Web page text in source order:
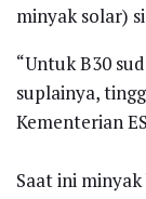
minyak solar)
“Untuk B30
suplainya,
Kementerian
Saat ini